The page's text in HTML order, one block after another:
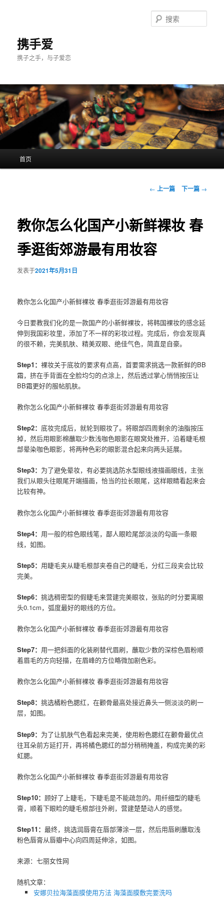
携手爱
携子之手，与子爱恋
索
首页
文
航
← 上一篇 下一篇 →
教你怎么化国产小新鲜裸妆 春
季逛街郊游最有用妆容
发表于2021年5月31日
教你怎么化国产小新鲜裸妆 春季逛街郊游最有用妆容
今日要教我们化的是一款国产的小新鲜裸妆，将韩国裸妆的感念延
伸到我国彩妆里，添加了不一样的彩妆过程。完成后，你会发现真
的很不赖，完美肌肤、精美双眼、绝佳气色，简直是自豪。
Step1：裸妆关于底妆的要求有点高，首要需求挑选一款新鲜的BB
霜，挤在手背面在全脸均匀的点涂上，然后透过掌心悄悄按压让
BB霜更好的服帖肌肤。
教你怎么化国产小新鲜裸妆 春季逛街郊游最有用妆容
Step2： 底妆完成后，就轮到眼妆了。将眼部四周剩余的油脂按压
掉，然后用眼影棉蘸取少数浅咖色眼影在眼窝处推开，沿着睫毛根
部晕染咖色眼影，将两种色彩的眼影混合起来向两头延展。
Step3： 为了避免晕妆，有必要挑选防水型眼线液描画眼线，主张
我们从眼头往眼尾开端描画，恰当的拉长眼尾，这样眼睛看起来会
比较有神。
教你怎么化国产小新鲜裸妆 春季逛街郊游最有用妆容
Step4： 用一般的棕色眼线笔，鄙人眼睑尾部淡淡的勾画一条眼
线，如图。
Step5： 用睫毛夹从睫毛根部夹卷自己的睫毛，分红三段夹会比较
完美。
Step6：挑选稠密型的假睫毛来营建完美眼妆，张贴的时分要离眼
头0.1cm，弧度最好的眼线的方位。
教你怎么化国产小新鲜裸妆 春季逛街郊游最有用妆容
Step7： 用一把斜面的化装刷替代眉刷，蘸取少数的深棕色眉粉顺
着眉毛的方向轻描，在眉峰的方位略微加剧色彩。
教你怎么化国产小新鲜裸妆 春季逛街郊游最有用妆容
Step8：挑选橘粉色腮红，在颧骨最高处接近鼻头一侧淡淡的刷一
层，如图。
Step9： 为了让肌肤气色看起来完美，使用粉色腮红在颧骨最优点
往耳朵前方延打开，再将橘色腮红的部分稍稍掩盖，构成完美的彩
虹腮。
教你怎么化国产小新鲜裸妆 春季逛街郊游最有用妆容
Step10： 顾好了上睫毛，下睫毛是不能疏忽的。用纤细型的睫毛
膏，顺着下眼睑的睫毛根部往外刷，营建楚楚动人的感觉。
Step11：最终，挑选润唇膏在唇部薄涂一层，然后用唇刷蘸取浅
粉色唇膏从唇瓣中心向四周延伸涂，如图。
来源：七丽女性网
随机文章：
安娜贝拉海藻面膜使用方法 海藻面膜敷完要洗吗